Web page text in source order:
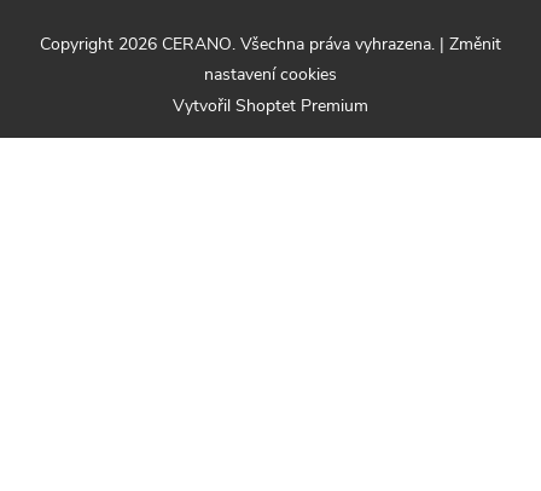
Vytvořil Shoptet Premium
Copyright 2026 CERANO. Všechna práva vyhrazena. | Změnit
nastavení cookies